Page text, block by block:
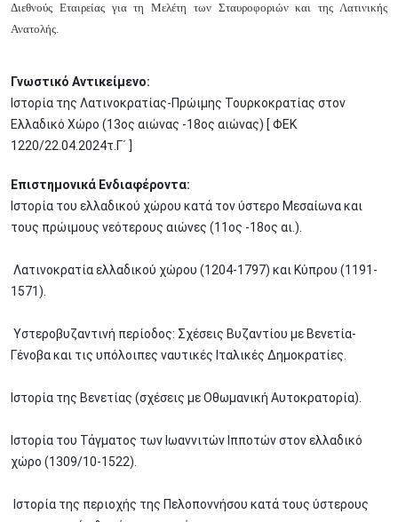
Διεθνούς Εταιρείας για τη Μελέτη των Σταυροφοριών και της Λατινικής
Ανατολής.
Γνωστικό Αντικείμενο:
Ιστορία της Λατινοκρατίας-Πρώιμης Τουρκοκρατίας στον
Ελλαδικό Χώρο (13ος αιώνας -18ος αιώνας) [ ΦΕΚ
1220/22.04.2024τ.Γ΄ ]
Επιστημονικά Ενδιαφέροντα:
Ιστορία του ελλαδικού χώρου κατά τον ύστερο Μεσαίωνα και
τους πρώιμους νεότερους αιώνες (11ος -18ος αι.).
Λατινοκρατία ελλαδικού χώρου (1204-1797) και Κύπρου (1191-
1571).
Υστεροβυζαντινή περίοδος: Σχέσεις Βυζαντίου με Βενετία-
Γένοβα και τις υπόλοιπες ναυτικές Ιταλικές Δημοκρατίες.
Ιστορία της Βενετίας (σχέσεις με Οθωμανική Αυτοκρατορία).
Ιστορία του Τάγματος των Ιωαννιτών Ιπποτών στον ελλαδικό
χώρο (1309/10-1522).
Ιστορία της περιοχής της Πελοποννήσου κατά τους ύστερους